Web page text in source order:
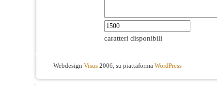
caratteri disponibili
Webdesign Visus 2006, su piattaforma WordPress